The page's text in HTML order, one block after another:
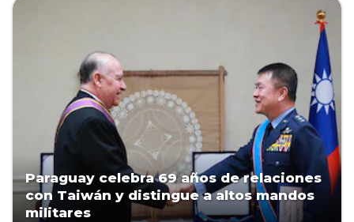
Paraguay celebra 69 años de relaciones
con Taiwán y distingue a altos mandos
militares